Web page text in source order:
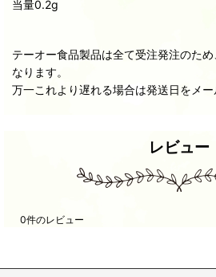
当量0.2g
テーオー食品製品は全て受注発注のた
なります。
万一これより遅れる場合は発送日をメー
レビュー
0件のレビュー